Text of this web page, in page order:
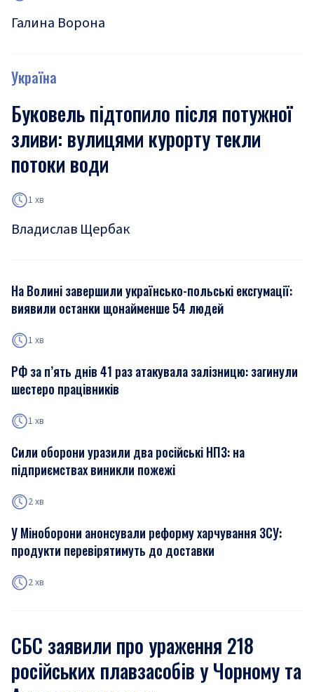
Галина Ворона
Україна
Буковель підтопило після потужної
зливи: вулицями курорту текли
потоки води
1 хв
Владислав Щербак
На Волині завершили українсько-польські ексгумації:
виявили останки щонайменше 54 людей
1 хв
РФ за п’ять днів 41 раз атакувала залізницю: загинули
шестеро працівників
1 хв
Сили оборони уразили два російські НПЗ: на
підприємствах виникли пожежі
2 хв
У Міноборони анонсували реформу харчування ЗСУ:
продукти перевірятимуть до доставки
2 хв
СБС заявили про ураження 218
російських плавзасобів у Чорному та